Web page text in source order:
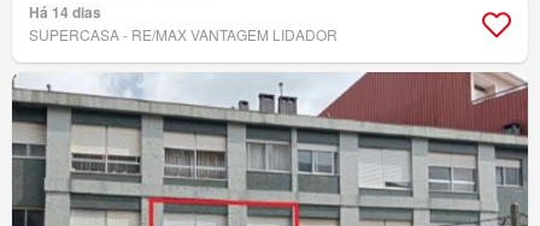
Há 14 dias
SUPERCASA - RE/MAX VANTAGEM LIDADOR